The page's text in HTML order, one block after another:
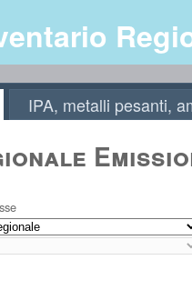
IPA, metalli pesanti,